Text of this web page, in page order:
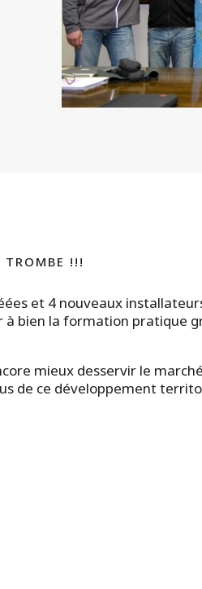
TROMBE !!!
et 4 nouveaux
à bien la formation pratique
mieux desservir le
de ce développement